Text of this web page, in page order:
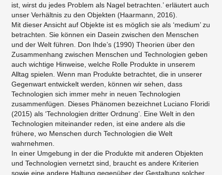
ist, wirst du jedes Problem als Nagel betrachten.’ erläutert auch
unser Verhältnis zu den Objekten (Haarmann, 2016).
Mit dieser Ansicht auf Objekte ist es möglich sie als ‘medium’ zu
betrachten. Sie können ein Dasein zwischen den Menschen
und der Welt führen. Don Ihde’s (1990) Theorien über den
Zusammenhang zwischen Menschen und Technologien geben
auch wichtige Hinweise, welche Rolle Produkte in unserem
Alltag spielen. Wenn man Produkte betrachtet, die in unserer
Gegenwart entwickelt werden, können wir sehen, dass
Technologien sich immer mehr in neuen Technologien
zusammenfügen. Dieses Phänomen bezeichnet Luciano Floridi
(2015) als ‘Technologien dritter Ordnung’. Eine Welt in den
Technologien miteinander reden, ist eine andere als die
frühere, wo Menschen durch Technologien die Welt
wahrnehmen.
In einer Umgebung in der die Produkte mit anderen Objekten
und Technologien vernetzt sind, braucht es andere Kriterien
sowie eine andere Haltung gegenüber der Gestaltung solcher